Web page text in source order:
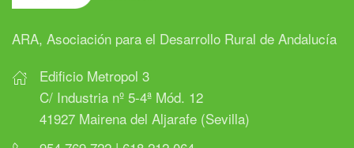
ARA, Asociación para el Desarrollo Rural de Andalucía
Edificio Metropol 3
C/ Industria nº 5-4ª Mód. 12
41927 Mairena del Aljarafe (Sevilla)